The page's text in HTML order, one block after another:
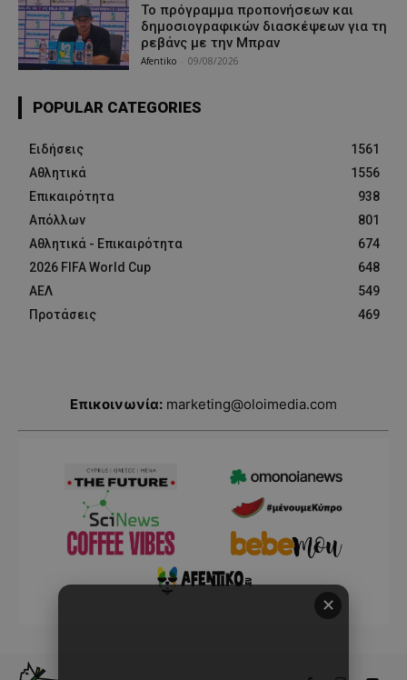
Το πρόγραμμα προπονήσεων και
δημοσιογραφικών διασκέψεων για τη
ρεβάνς με την Μπραν
Afentiko 09/08/2026
POPULAR CATEGORIES
Ειδήσεις
1561
Αθλητικά
1556
Επικαιρότητα
938
Απόλλων
801
Αθλητικά - Επικαιρότητα
674
2026 FIFA World Cup
648
ΑΕΛ
549
Προτάσεις
469
Επικοινωνία: marketing@oloimedia.com
✕